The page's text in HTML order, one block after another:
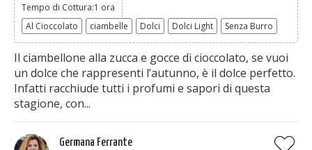
Tempo di Cottura:1 ora
Al Cioccolato
ciambelle Dolci Dolci Light Senza Burro
Il ciambellone alla zucca e gocce di cioccolato, se vuoi
un dolce che rappresenti l’autunno, è il dolce perfetto.
Infatti racchiude tutti i profumi e sapori di questa
stagione, con...
Germana Ferrante